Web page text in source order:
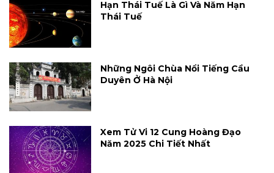
Hạn Thái Tuế Là Gì Và Năm Hạn
Thái Tuế
Những Ngôi Chùa Nổi Tiếng Cầu
Duyên Ở Hà Nội
Xem Tử Vi 12 Cung Hoàng Đạo
Năm 2025 Chi Tiết Nhất